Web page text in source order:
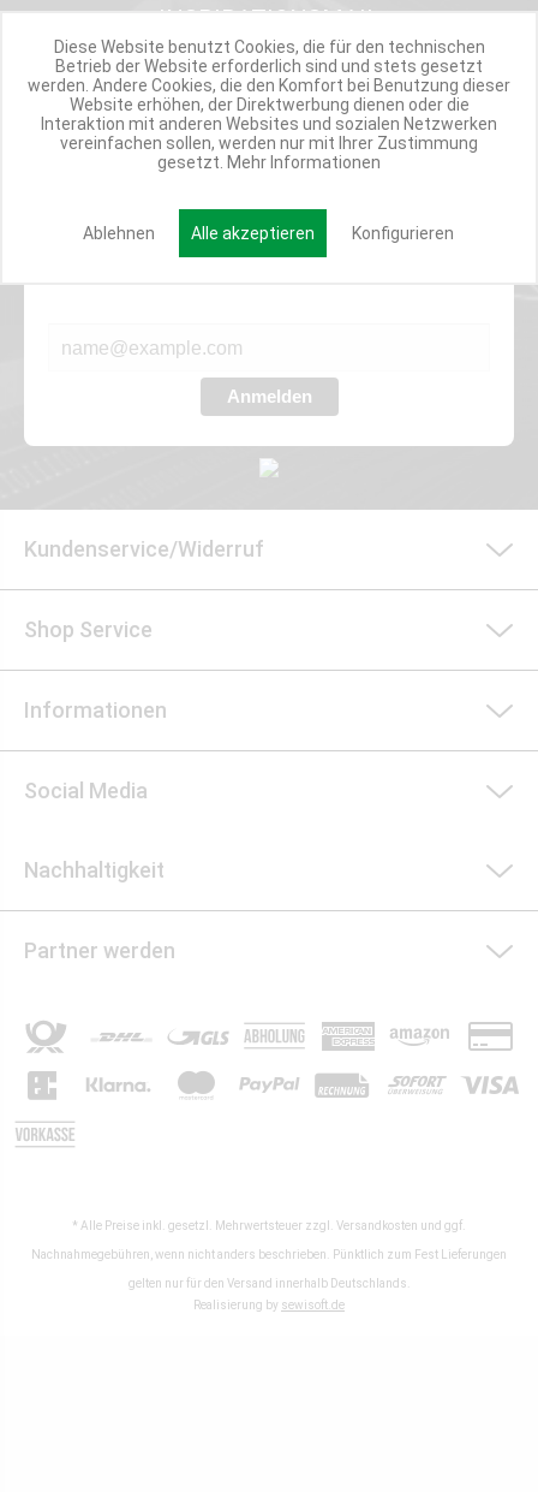
INSPIRATIONSMAIL
PRODUKTUPDATES
TOP INFORMIERT
ANGEBOTE
Anmelden
Kundenservice/Widerruf
Shop Service
Informationen
Social Media
Nachhaltigkeit
Partner werden
* Alle Preise inkl. gesetzl. Mehrwertsteuer zzgl. Versandkosten und ggf.
Nachnahmegebühren, wenn nicht anders beschrieben. Pünktlich zum Fest Lieferungen
gelten nur für den Versand innerhalb Deutschlands.
Realisierung by sewisoft.de
Diese Website benutzt Cookies, die für den technischen
Betrieb der Website erforderlich sind und stets gesetzt
werden. Andere Cookies, die den Komfort bei Benutzung dieser
Website erhöhen, der Direktwerbung dienen oder die
Interaktion mit anderen Websites und sozialen Netzwerken
vereinfachen sollen, werden nur mit Ihrer Zustimmung
gesetzt. Mehr Informationen
Ablehnen Alle akzeptieren Konfigurieren